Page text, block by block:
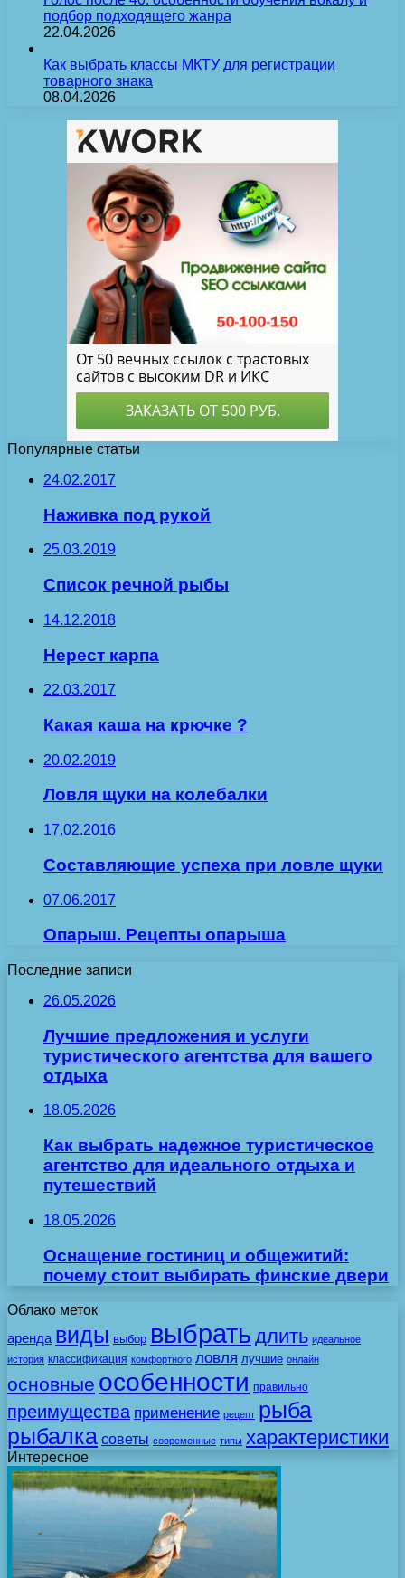
подбор подходящего жанра
22.04.2026
Как выбрать классы МКТУ для регистрации
товарного знака
08.04.2026
Популярные статьи
24.02.2017
Наживка под рукой
25.03.2019
Список речной рыбы
14.12.2018
Нерест карпа
22.03.2017
Какая каша на крючке ?
20.02.2019
Ловля щуки на колебалки
17.02.2016
Составляющие успеха при ловле щуки
07.06.2017
Опарыш. Рецепты опарыша
Последние записи
26.05.2026
Лучшие предложения и услуги
туристического агентства для вашего
отдыха
18.05.2026
Как выбрать надежное туристическое
агентство для идеального отдыха и
путешествий
18.05.2026
Оснащение гостиниц и общежитий:
почему стоит выбирать финские двери
Облако меток
аренда виды выбор выбрать длить идеальное
история классификация комфортного ловля лучшие онлайн
основные особенности правильно
преимущества применение рецепт рыба
рыбалка советы современные типы характеристики
Интересное